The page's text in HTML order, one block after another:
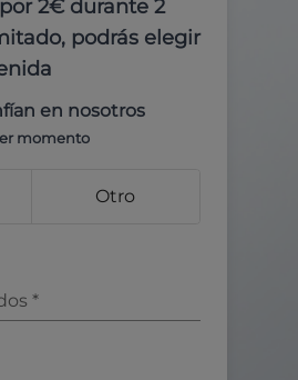
2€ durante 2
podrás elegir
en nosotros
momento
Otro
*